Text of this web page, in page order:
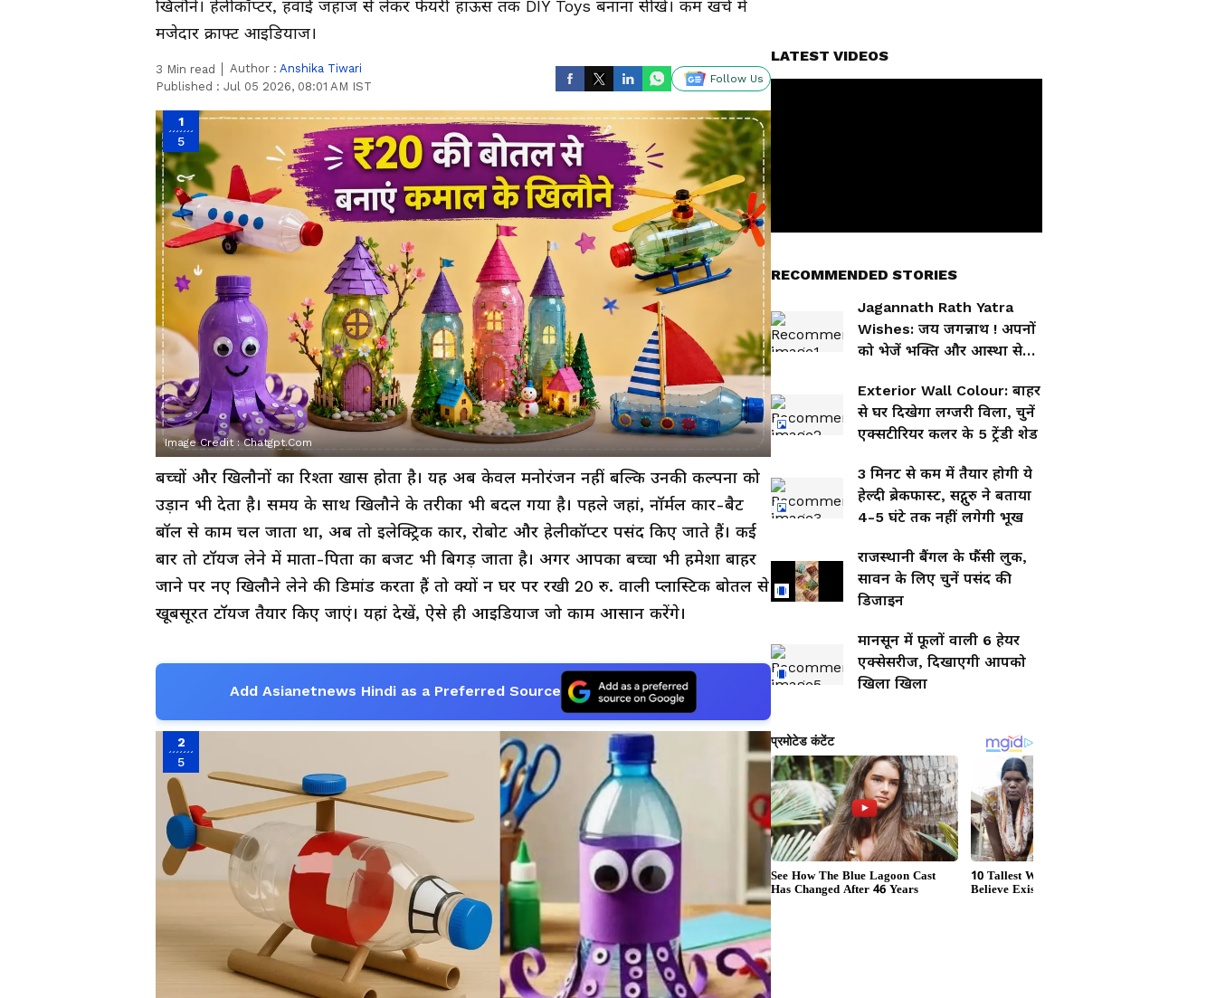
खिलौने। हेलीकॉप्टर, हवाई जहाज से लेकर फेयरी हाऊस तक DIY Toys बनाना सीखें। कम खर्च में
मजेदार क्राफ्ट आइडियाज।
3 Min read Author : Anshika Tiwari
Published : Jul 05 2026, 08:01 AM IST
Follow Us
1
5
Image Credit :Chatgpt.com
बच्चों और खिलौनों का रिश्ता खास होता है। यह अब केवल मनोरंजन नहीं बल्कि उनकी कल्पना को
उड़ान भी देता है। समय के साथ खिलौने के तरीका भी बदल गया है। पहले जहां, नॉर्मल कार-बैट
बॉल से काम चल जाता था, अब तो इलेक्ट्रिक कार, रोबोट और हेलीकॉप्टर पसंद किए जाते हैं। कई
बार तो टॉयज लेने में माता-पिता का बजट भी बिगड़ जाता है। अगर आपका बच्चा भी हमेशा बाहर
जाने पर नए खिलौने लेने की डिमांड करता हैं तो क्यों न घर पर रखी 20 रु. वाली प्लास्टिक बोतल से
खूबसूरत टॉयज तैयार किए जाएं। यहां देखें, ऐसे ही आइडियाज जो काम आसान करेंगे।
Add Asianetnews Hindi as a Preferred Source
2
5
LATEST VIDEOS
RECOMMENDED STORIES
Jagannath Rath Yatra
Wishes: जय जगन्नाथ ! अपनों
को भेजें भक्ति और आस्था से
Exterior Wall Colour: बाहर
से घर दिखेगा लग्जरी विला, चुनें
एक्सटीरियर कलर के 5 ट्रेंडी शेड
3 मिनट से कम में तैयार होगी ये
हेल्दी ब्रेकफास्ट, सद्गुरु ने बताया
4-5 घंटे तक नहीं लगेगी भूख
राजस्थानी बैंगल के फैंसी लुक,
सावन के लिए चुनें पसंद की
डिजाइन
मानसून में फूलों वाली 6 हेयर
एक्सेसरीज, दिखाएगी आपको
खिला खिला